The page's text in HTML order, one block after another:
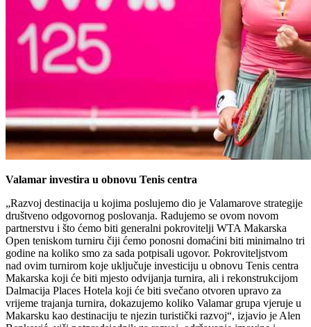
Valamar investira u obnovu Tenis centra
„Razvoj destinacija u kojima poslujemo dio je Valamarove strategije
društveno odgovornog poslovanja. Radujemo se ovom novom
partnerstvu i što ćemo biti generalni pokrovitelji WTA Makarska
Open teniskom turniru čiji ćemo ponosni domaćini biti minimalno tri
godine na koliko smo za sada potpisali ugovor. Pokroviteljstvom
nad ovim turnirom koje uključuje investiciju u obnovu Tenis centra
Makarska koji će biti mjesto odvijanja turnira, ali i rekonstrukcijom
Dalmacija Places Hotela koji će biti svečano otvoren upravo za
vrijeme trajanja turnira, dokazujemo koliko Valamar grupa vjeruje u
Makarsku kao destinaciju te njezin turistički razvoj“, izjavio je Alen